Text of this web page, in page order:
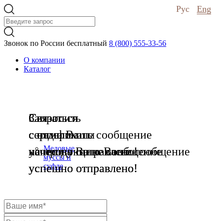
Связаться
с нами Ваше сообщение
успешно отправлено!
Запросить
сертификаты
на продукцию Ваше сообщение
успешно отправлено!
Связаться
с отделом
качества Ваше сообщение
успешно отправлено!
Звонок по России бесплатный 8 (800) 555-33-56
Рус Eng
О компании
Каталог
Медовые
муссы и
суфле